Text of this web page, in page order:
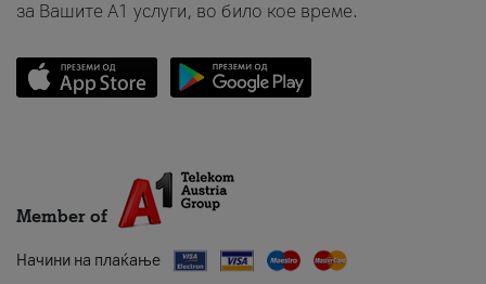
за Вашите A1 услуги, во било кое време.
Member of
Начини на плаќање